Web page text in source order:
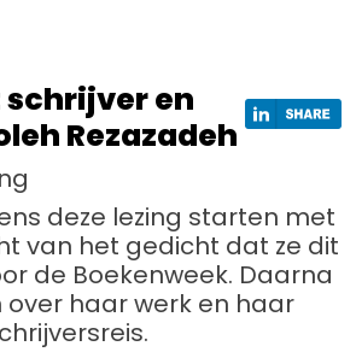
schrijver en
Rezazadeh
deze lezing starten met
van het gedicht dat ze dit
de Boekenweek. Daarna
over haar werk en haar